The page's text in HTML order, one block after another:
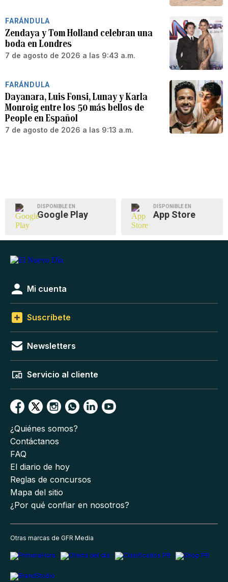
FARÁNDULA
Zendaya y Tom Holland celebran una
boda en Londres
7 de agosto de 2026 a las 9:43 a.m.
FARÁNDULA
Dayanara, Luis Fonsi, Lunay y Karla
Monroig entre los 50 más bellos de
People en Español
7 de agosto de 2026 a las 9:13 a.m.
DISPONIBLE EN
Google Play
DISPONIBLE EN
App Store
Mi cuenta
Suscríbete
Newsletters
Servicio al cliente
¿Quiénes somos?
Contáctanos
FAQ
El diario de hoy
Reglas de concursos
Mapa del sitio
¿Por qué confiar en nosotros?
Otras marcas de GFR Media